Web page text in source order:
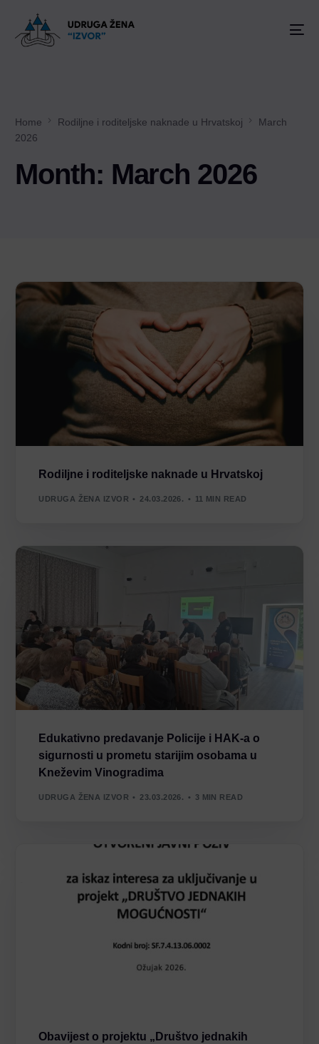
Home Rodiljne i roditeljske naknade u Hrvatskoj
March
2026
Month: March 2026
Rodiljne i roditeljske naknade u Hrvatskoj
UDRUGA ŽENA IZVOR 24.03.2026. 11 MIN READ
Edukativno predavanje Policije i HAK-a o
sigurnosti u prometu starijim osobama u
Kneževim Vinogradima
UDRUGA ŽENA IZVOR 23.03.2026. 3 MIN READ
Obavijest o projektu „Društvo jednakih